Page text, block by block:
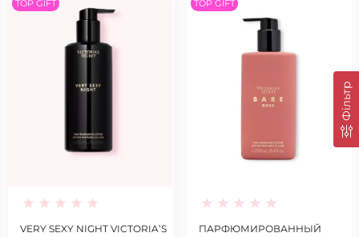
Фільтр
TOP GIFT
VERY SEXY NIGHT VICTORIA’S
TOP GIFT
ПАРФЮМИРОВАННЫЙ